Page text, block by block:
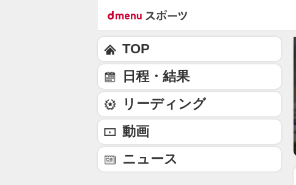
TOP
日程・結果
リーディング
動画
ニュース